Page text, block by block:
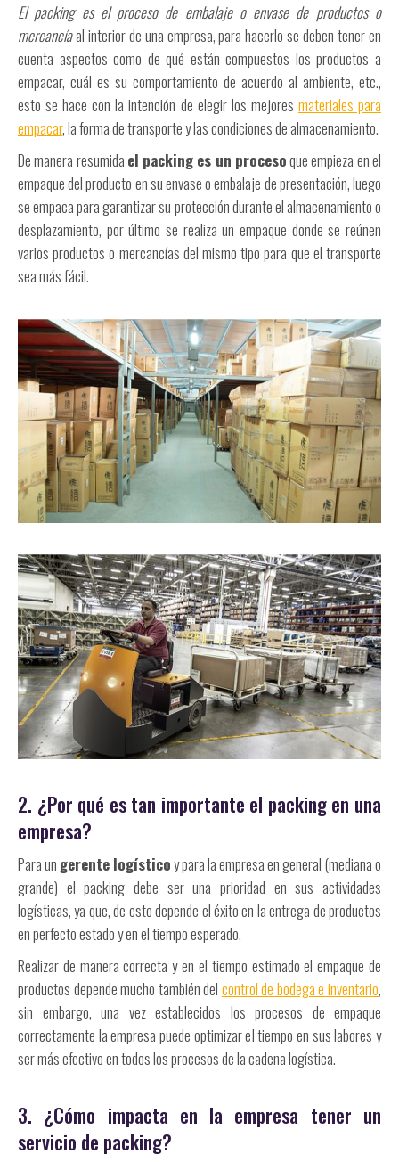
El packing es el proceso de embalaje o envase de productos o
mercancíaal interior de una empresa, para hacerlo se deben tener en
cuenta aspectos como de qué están compuestos los productos a
empacar, cuál es su comportamiento de acuerdo al ambiente, etc.,
esto se hace con la intención de elegir los mejores materiales para
empacar, la forma de transporte y las condiciones de almacenamiento.
De manera resumida el packing es un procesoque empieza en el
empaque del producto en su envase o embalaje de presentación, luego
se empaca para garantizar su protección durante el almacenamiento o
desplazamiento, por último se realiza un empaque donde se reúnen
varios productos o mercancías del mismo tipo para que el transporte
sea más fácil.
2. ¿Por qué es tan importante el packing en una
empresa?
Para un gerente logísticoy para la empresa en general (mediana o
grande) el packing debe ser una prioridad en sus actividades
logísticas, ya que, de esto depende el éxito en la entrega de productos
en perfecto estado y en el tiempo esperado.
Realizar de manera correcta y en el tiempo estimado el empaque de
productos depende mucho también del control de bodega e inventario,
sin embargo, una vez establecidos los procesos de empaque
correctamente la empresa puede optimizar el tiempo en sus labores y
ser más efectivo en todos los procesos de la cadena logística.
3. ¿Cómo impacta en la empresa tener un
servicio de packing?